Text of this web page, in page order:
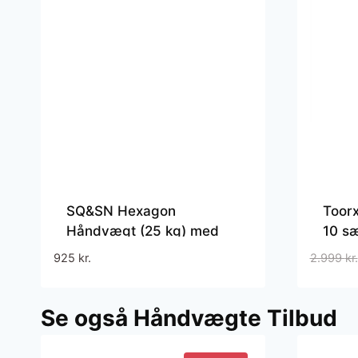
SQ&SN Hexagon
Håndvægt (25 kg) med
forkromet greb. Udstyr til
funktionel træning
925 kr.
10
2.999kr.
Se også Håndvægte Tilbud